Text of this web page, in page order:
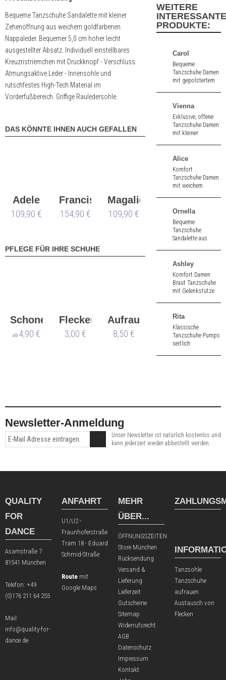
Bequeme Tanzschuhe Sandalette mit kleiner
Zehenöffnung aus weichem goldfarbenen
Nappaleder. Bequemer 5,0 cm hoher leicht
ausgestellter Absatz. Individuell einstellbares
Kreuzristriemchen mit Druckknopf - Verschluss.
Atmungsaktive Leder - Innensohle und
rutschfestes High-Tech Material im
Vorderfußbereich. Griffige Rauledersohle.
DAS KÖNNTE IHNEN AUCH GEFALLEN
Adele
109,90 €
Francis
154,90 €
Magalie
109,90 €
PFLEGE FÜR IHRE SCHUHE
Schoner
Anna
ab 4,90 €
Flecken
Anna
3,00 €
Aufraubürste
8,50 €
WEITERE
INTERESSANTE
PRODUKTE:
Carol
Bequeme
Tanzschuhe Damen
mit gepolstertem
silbernem Brokat.
Durchgehende
Sohle. 1,0 cm hoher
Absatz.
Vienna
Exklusive, offene
Tanzschuhe Damen
mit kleiner
gold bedrucktem
Leder. 7,0 cm hoher
Absatz.
Alice
Komfort
Tanzschuhe Damen
mit weichem
cm hoher Absatz.
Ornella
Bequeme
Tanzschuhe
Sandalette aus
hoher Absatz.
Ashley
Komfort Damen
Braut Tanzschuhe
mit Gelenkstütze
hoher Absatz.
Rita
Klassische
Tanzschuhe Pumps
seitlich
Newsletter-Anmeldung
Unser Newsletter ist natürlich kostenlos und
kann jederzeit wieder abbestellt werden.
QUALITY
FOR
DANCE
Asamstraße 7
81541 München
Telefon: +49
(0)176 211 64 255
Mail:
info@quality-for-
dance.de
ANFAHRT
U1/U2 -
Fraunhoferstraße
Tram 18 - Eduard
Schmid-Straße
Route mit
Google Maps
MEHR
ÜBER...
ÖFFNUNGSZEITEN
Store München
Rücksendung
Versand &
Lieferung
Lieferzeit
Gutscheine
Sitemap
Widerrufsrecht
AGB
Datenschutz
Impressum
Kontakt
Tanzsohle
Tanzschuhe
aufrauen
Austausch von
Flecken